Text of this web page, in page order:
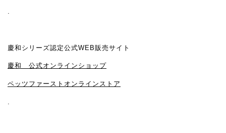
.
慶和シリーズ認定公式WEB販売サイト
慶和 公式オンラインショップ
ペッツファーストオンラインストア
.